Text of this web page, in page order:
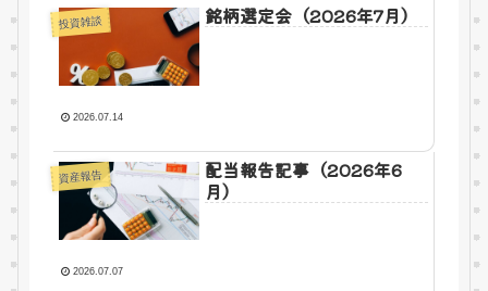
投資雑談 銘柄選定会（2026年7月）
2026.07.14
資産報告
配当報告記事（2026年6
月）
2026.07.07